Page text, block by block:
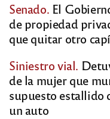
Senado. El
de propiedad
que quitar otro
Siniestro vial.
de la mujer que
supuesto estallido
un auto